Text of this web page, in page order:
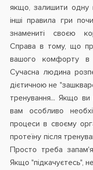
якщо, залишити одну
інші правила гри
знамениті своєю
Справа в тому, що
вашого комфорту в
Сучасна людина
дієтичною не
тренування... Якщо
вам особливо
процеси в своєму
протеїну після
Просто треба
Якщо "підкачуєтесь",